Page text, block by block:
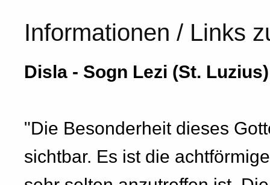
Informationen / Links
Disla - Sogn Lezi (St. Luzius)
"Die Besonderheit dieses
sichtbar. Es ist die